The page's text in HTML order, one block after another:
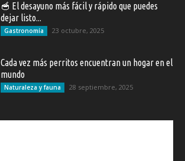
🥣 El desayuno más fácil y rápido que puedes
dejar listo...
Gastronomía 23 octubre, 2025
Cada vez más perritos encuentran un hogar en el
mundo
Naturaleza y fauna 28 septiembre, 2025